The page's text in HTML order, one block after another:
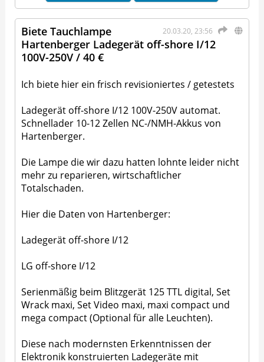
20.03.20, 23:56
Biete Tauchlampe
Hartenberger Ladegerät off-shore I/12
100V-250V / 40 €
Ich biete hier ein frisch revisioniertes / getestets
Ladegerät off-shore I/12 100V-250V automat.
Schnellader 10-12 Zellen NC-/NMH-Akkus von
Hartenberger.
Die Lampe die wir dazu hatten lohnte leider nicht
mehr zu reparieren, wirtschaftlicher
Totalschaden.
Hier die Daten von Hartenberger:
Ladegerät off-shore I/12
LG off-shore I/12
Serienmäßig beim Blitzgerät 125 TTL digital, Set
Wrack maxi, Set Video maxi, maxi compact und
mega compact (Optional für alle Leuchten).
Diese nach modernsten Erkenntnissen der
Elektronik konstruierten Ladegeräte mit